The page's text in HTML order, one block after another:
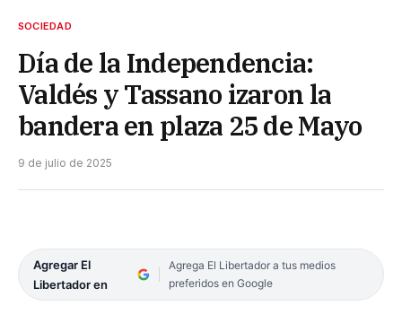
SOCIEDAD
Día de la Independencia:
Valdés y Tassano izaron la
bandera en plaza 25 de Mayo
9 de julio de 2025
Agregar El
Libertador en
Agrega El Libertador a tus medios
preferidos en Google